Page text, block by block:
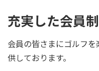
充実した会員
会員の皆さまにゴルフ
供しております。